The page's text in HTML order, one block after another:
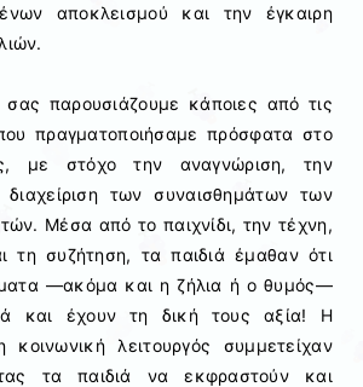
αποκλεισμού και την έγκαιρη
παρουσιάζουμε κάποιες από τις
πραγματοποιήσαμε πρόσφατα στο
με στόχο την αναγνώριση, την
των συναισθημάτων των
Μέσα από το παιχνίδι, την τέχνη,
τη συζήτηση, τα παιδιά έμαθαν ότι
—ακόμα και η ζήλια ή ο θυμός—
και έχουν τη δική τους αξία! Η
λειτουργός συμμετείχαν
τα παιδιά να εκφραστούν και